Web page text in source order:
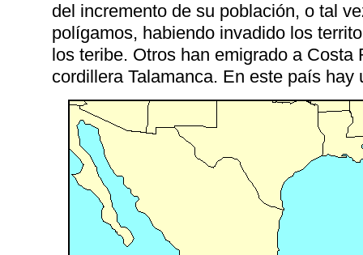
del incremento de su población, o tal
polígamos, habiendo invadido los
los teribe. Otros han emigrado a
cordillera Talamanca. En este país hay